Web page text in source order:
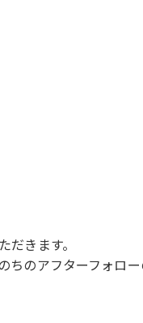
きます。
のアフターフォロー